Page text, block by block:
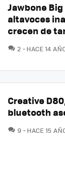
Jawbone
altavoces
crecen de
2 HACE 14
Creative
bluetooth
9 HACE 15